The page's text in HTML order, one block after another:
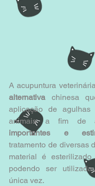
alternativa chinesa
aplicação de
importantes e
tratamento de diversas
material é
podendo ser
única vez.